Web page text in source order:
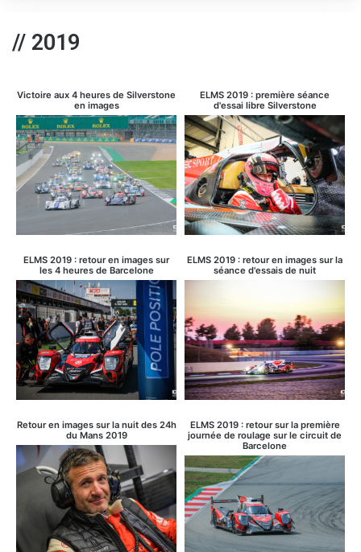
// 2019
Victoire aux 4 heures de Silverstone
en images
ELMS 2019 : première séance
d'essai libre Silverstone
ELMS 2019 : retour en images sur
les 4 heures de Barcelone
ELMS 2019 : retour en images sur la
séance d'essais de nuit
Retour en images sur la nuit des 24h
du Mans 2019
ELMS 2019 : retour sur la première
journée de roulage sur le circuit de
Barcelone